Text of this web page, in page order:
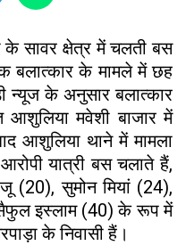
के सावर क्षेत्र में चलती बस
बलात्कार के मामले में छह
न्यूज के अनुसार बलात्कार
मवेशी बाजार में
आशुलिया थाने में मामला
यात्री बस चलाते हैं,
(20), सुमोन मियां (24),
इस्लाम (40) के रूप में
के निवासी हैं।